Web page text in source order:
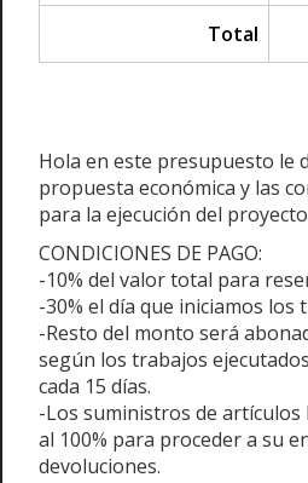
Total
Hola en este presupuesto le
propuesta económica y las
para la ejecución del
CONDICIONES DE PAGO:
-10% del valor total para
-30% el día que iniciamos los
-Resto del monto será
según los trabajos
cada 15 días.
-Los suministros de artículos
al 100% para proceder a su
devoluciones.